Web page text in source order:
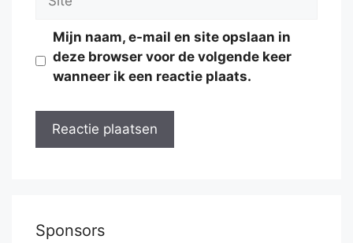
Mijn naam, e-mail en site opslaan in
deze browser voor de volgende keer
wanneer ik een reactie plaats.
Sponsors